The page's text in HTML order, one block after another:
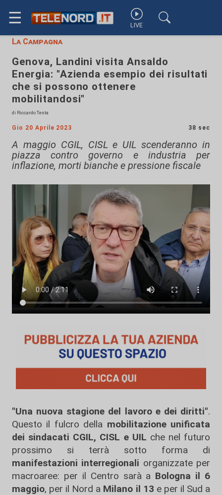
☰ LIVE
La Campagna
Genova, Landini visita Ansaldo
Energia: "Azienda esempio dei risultati
che si possono ottenere
mobilitandosi"
di Riccardo Testa
Gio 20 Aprile 2023 38 sec
A maggio CGIL, CISL e UIL scenderanno in
piazza contro governo e industria per
inflazione, morti bianche e pressione fiscale
"Una nuova stagione del lavoro e dei diritti".
Questo il fulcro della mobilitazione unificata
dei sindacati CGIL, CISL e UIL che nel futuro
prossimo si terrà sotto forma di
manifestazioni interregionali organizzate per
macroaree: per il Centro sarà a Bologna il 6
maggio, per il Nord a Milano il 13 e per il Sud a